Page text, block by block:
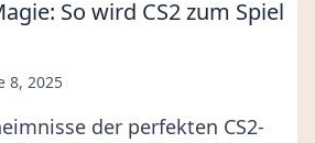
So wird CS2 zum Spiel
8, 2025
der perfekten CS2-